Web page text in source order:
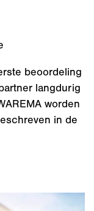
beoordeling
langdurig
worden
in de